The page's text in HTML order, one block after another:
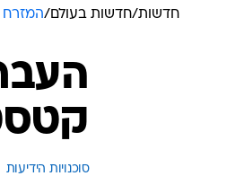
חדשות/חדשות בעולם/המזרח
סוכנויות הידיעות